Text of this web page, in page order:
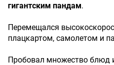
гигантским пандам.
Перемещался
плацкартом, самолетом и
Пробовал множество блюд